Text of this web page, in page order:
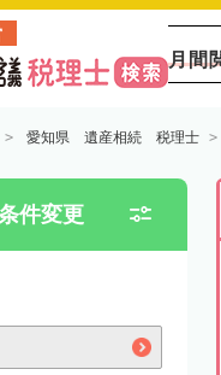
月間
愛知県 遺産相続 税理士
件変更